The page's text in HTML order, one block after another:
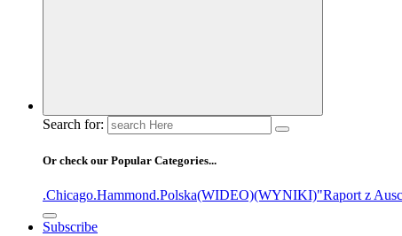
Search for:
Or check our Popular Categories...
.Chicago.Hammond.Polska(WIDEO)(WYNIKI)"Raport z
Subscribe